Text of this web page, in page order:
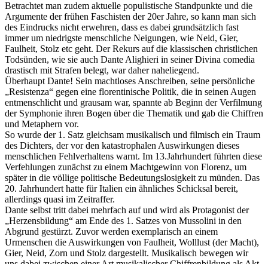
Betrachtet man zudem aktuelle populistische Standpunkte und die
Argumente der frühen Faschisten der 20er Jahre, so kann man sich
des Eindrucks nicht erwehren, dass es dabei grundsätzlich fast
immer um niedrigste menschliche Neigungen, wie Neid, Gier,
Faulheit, Stolz etc geht. Der Rekurs auf die klassischen christlichen
Todsünden, wie sie auch Dante Alighieri in seiner Divina comedia
drastisch mit Strafen belegt, war daher naheliegend.
Überhaupt Dante! Sein machtloses Anschreiben, seine persönliche
„Resistenza“ gegen eine florentinische Politik, die in seinen Augen
entmenschlicht und grausam war, spannte ab Beginn der Verfilmung
der Symphonie ihren Bogen über die Thematik und gab die Chiffren
und Metaphern vor.
So wurde der 1. Satz gleichsam musikalisch und filmisch ein Traum
des Dichters, der vor den katastrophalen Auswirkungen dieses
menschlichen Fehlverhaltens warnt. Im 13.Jahrhundert führten diese
Verfehlungen zunächst zu einem Machtgewinn von Florenz, um
später in die völlige politische Bedeutungslosigkeit zu münden. Das
20. Jahrhundert hatte für Italien ein ähnliches Schicksal bereit,
allerdings quasi im Zeitraffer.
Dante selbst tritt dabei mehrfach auf und wird als Protagonist der
„Herzensbildung“ am Ende des 1. Satzes von Mussolini in den
Abgrund gestürzt. Zuvor werden exemplarisch an einem
Urmenschen die Auswirkungen von Faulheit, Wolllust (der Macht),
Gier, Neid, Zorn und Stolz dargestellt. Musikalisch bewegen wir